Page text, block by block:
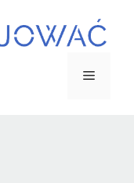
Menu